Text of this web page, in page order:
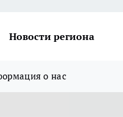
Новости региона
о нас